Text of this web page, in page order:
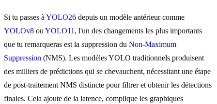
Si tu passes à YOLO26 depuis un modèle antérieur comme
YOLOv8 ou YOLO11 , l'un des changements les plus importants
que tu remarqueras est la suppression du Non-Maximum
Suppression (NMS). Les modèles YOLO traditionnels produisent
des milliers de prédictions qui se chevauchent, nécessitant une étape
de post-traitement NMS distincte pour filtrer et obtenir les détections
finales. Cela ajoute de la latence, complique les graphiques